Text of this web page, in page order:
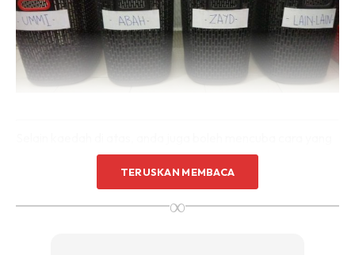
dilakukan oleh wanita dari Jepun Marie Kondo ini. Dia telah
mengetengahkan kaedah yang digunakan dalam mengatur
pakaian dalam almari supaya kekal kemas dalam jangka
TERUSKAN MEMBACA
∞